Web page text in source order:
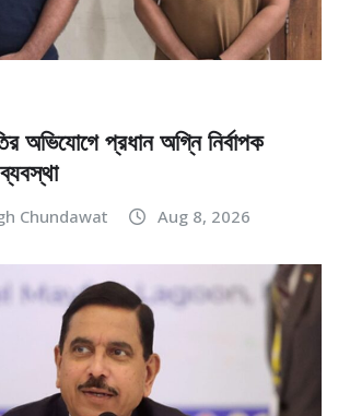
অভিযোগে প্রধান অগ্নি নির্বাপক
Chundawat Aug 8, 2026